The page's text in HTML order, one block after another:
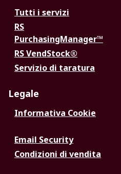
Tutti i servizi
RS
PurchasingManager™
RS VendStock®
Servizio di taratura
Legale
Informativa Cookie
Email Security
Condizioni di vendita